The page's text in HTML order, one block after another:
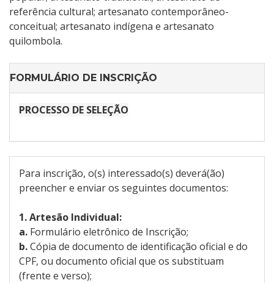
referência cultural; artesanato contemporâneo-
conceitual; artesanato indígena e artesanato
quilombola.
FORMULÁRIO DE INSCRIÇÃO
PROCESSO DE SELEÇÃO
Para inscrição, o(s) interessado(s) deverá(ão)
preencher e enviar os seguintes documentos:
1. Artesão Individual:
a. Formulário eletrônico de Inscrição;
b.Cópia de documento de identificação oficial e do
CPF, ou documento oficial que os substituam
(frente e verso);